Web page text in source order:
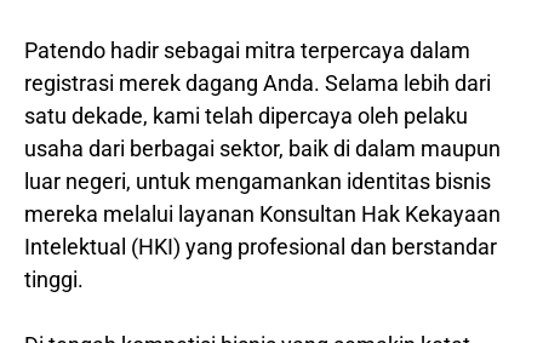
Patendo hadir sebagai mitra terpercaya dalam
registrasi merek dagang Anda. Selama lebih dari
satu dekade, kami telah dipercaya oleh pelaku
usaha dari berbagai sektor, baik di dalam maupun
luar negeri, untuk mengamankan identitas bisnis
mereka melalui layanan Konsultan Hak Kekayaan
Intelektual (HKI) yang profesional dan berstandar
tinggi.